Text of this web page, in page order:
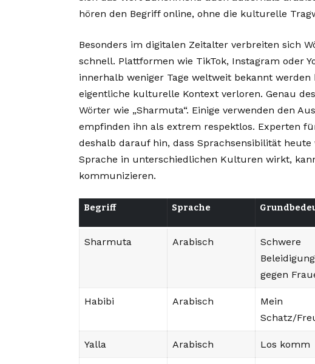
hören den Begriff online, ohne die kulturelle
Besonders im digitalen Zeitalter verbreiten sich
schnell. Plattformen wie TikTok, Instagram oder
innerhalb weniger Tage weltweit bekannt
eigentliche kulturelle Kontext verloren. Genau
Wörter wie „Sharmuta“. Einige verwenden den
empfinden ihn als extrem respektlos. Experten
deshalb darauf hin, dass Sprachsensibilität
Sprache in unterschiedlichen Kulturen wirkt,
kommunizieren.
Begriff Sprache
Sharmuta Arabisch
Schwere
Beleidigung
gegen
Habibi Arabisch
Mein
Schatz/
Yalla Arabisch Los komm